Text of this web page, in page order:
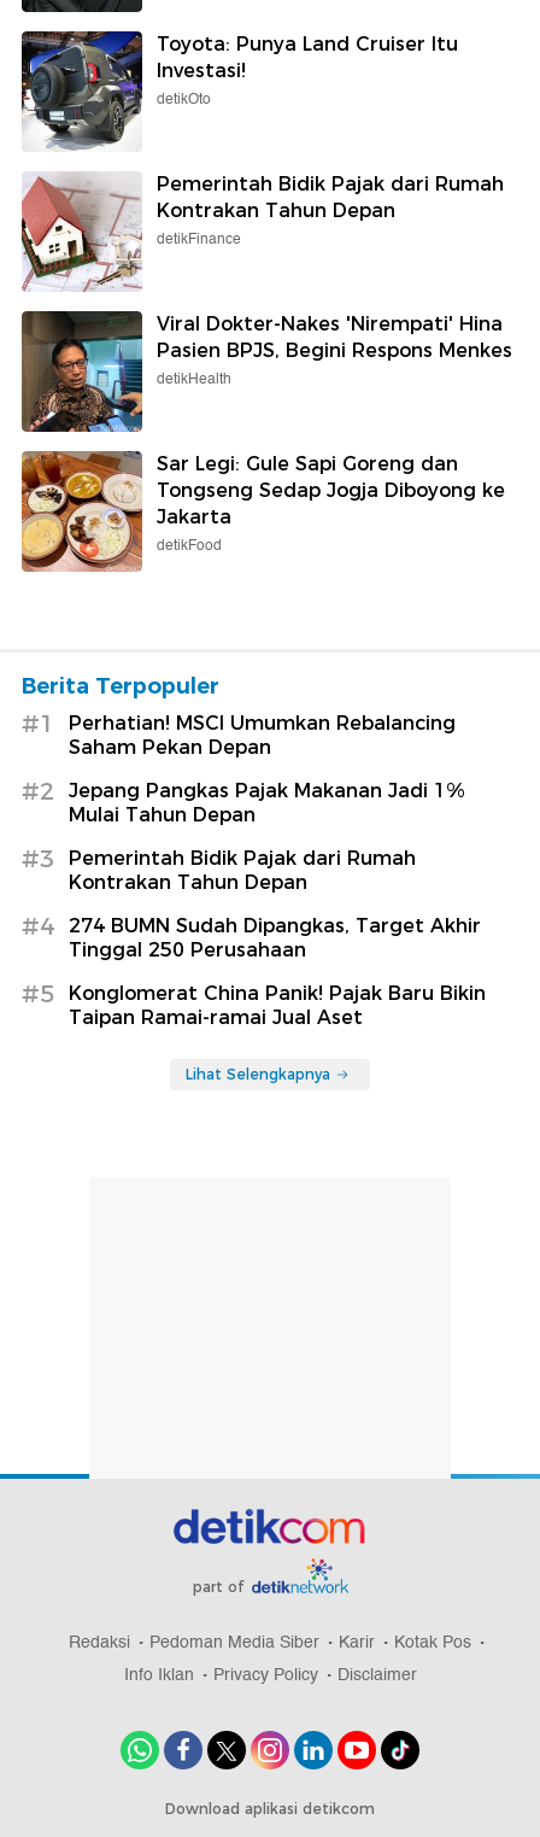
Toyota: Punya Land Cruiser Itu
Investasi!
detikOto
Pemerintah Bidik Pajak dari Rumah
Kontrakan Tahun Depan
detikFinance
Viral Dokter-Nakes 'Nirempati' Hina
Pasien BPJS, Begini Respons Menkes
detikHealth
Sar Legi: Gule Sapi Goreng dan
Tongseng Sedap Jogja Diboyong ke
Jakarta
detikFood
Berita Terpopuler
#1
Perhatian! MSCI Umumkan Rebalancing
Saham Pekan Depan
#2
Jepang Pangkas Pajak Makanan Jadi 1%
Mulai Tahun Depan
#3
Pemerintah Bidik Pajak dari Rumah
Kontrakan Tahun Depan
#4
274 BUMN Sudah Dipangkas, Target Akhir
Tinggal 250 Perusahaan
#5
Konglomerat China Panik! Pajak Baru Bikin
Taipan Ramai-ramai Jual Aset
Lihat Selengkapnya
part of
Redaksi Pedoman Media Siber Karir
Kotak Pos
Info Iklan
Privacy Policy Disclaimer
Download aplikasi detikcom